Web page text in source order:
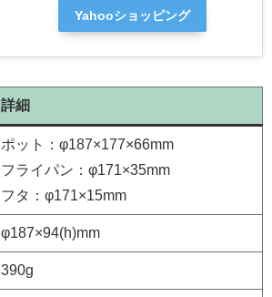
Yahooショッピング
詳細
ポット：φ187×177×66mm
フライパン：φ171×35mm
フタ：φ171×15mm
φ187×94(h)mm
390g